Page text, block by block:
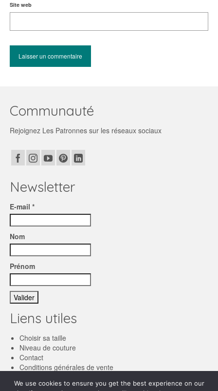
Site web
Communauté
Rejoignez Les Patronnes sur les réseaux sociaux
Newsletter
E-mail *
Nom
Prénom
Liens utiles
Choisir sa taille
Niveau de couture
Contact
Conditions générales de vente
We use cookies to ensure you get the best experience on our